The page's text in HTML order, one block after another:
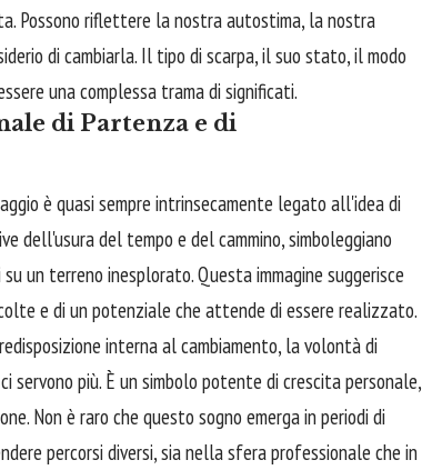
Possono riflettere la nostra autostima, la nostra
di cambiarla. Il tipo di scarpa, il suo stato, il modo
una complessa trama di significati.
di Partenza e di
è quasi sempre intrinsecamente legato all'idea di
dell'usura del tempo e del cammino, simboleggiano
un terreno inesplorato. Questa immagine suggerisce
e di un potenziale che attende di essere realizzato.
interna al cambiamento, la volontà di
servono più. È un simbolo potente di crescita personale,
Non è raro che questo sogno emerga in periodi di
percorsi diversi, sia nella sfera professionale che in